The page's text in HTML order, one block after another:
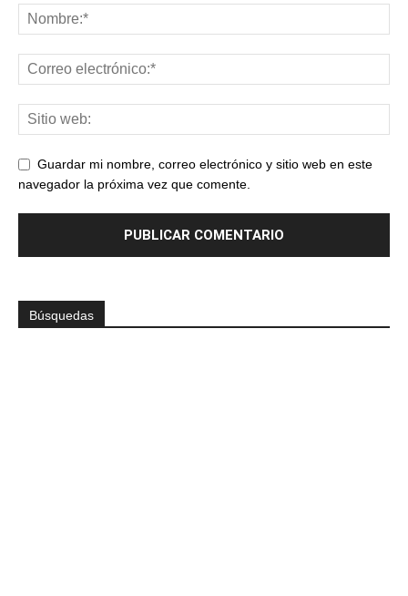
Guardar mi nombre, correo electrónico y sitio web en este
navegador la próxima vez que comente.
Búsquedas